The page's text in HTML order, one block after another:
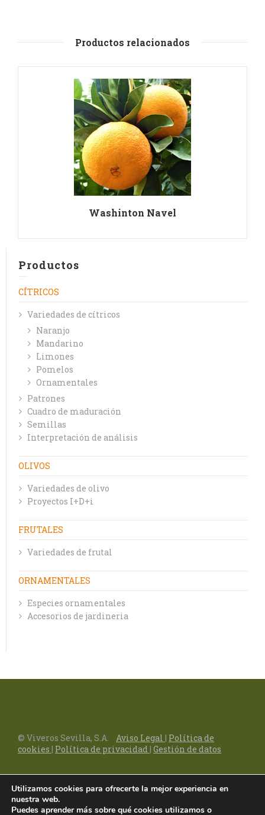
Productos relacionados
Washinton Navel
Productos
CÍTRICOS
Variedades de cítricos
Naranjo
Mandarino
Limones
Pomelos
Ornamentales
Patrones
Cuadro de maduración
Semillas
Interpretación de análisis
OLIVOS
Variedades de olivo
Proyectos I+D+i
FRUTALES
Variedades de frutal
ORNAMENTALES
Especies ornamentales
Accesorios de jardineria
© Viveros Sevilla, S.A. Aviso Legal | Política de
cookies | Política de privacidad| Gestión de datos
Utilizamos cookies para ofrecerte la mejor experiencia en
nuestra web.
Puedes aprender más sobre qué cookies utilizamos o